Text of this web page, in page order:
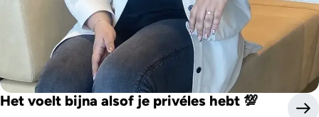
Het voelt bijna alsof je privéles hebt 💯